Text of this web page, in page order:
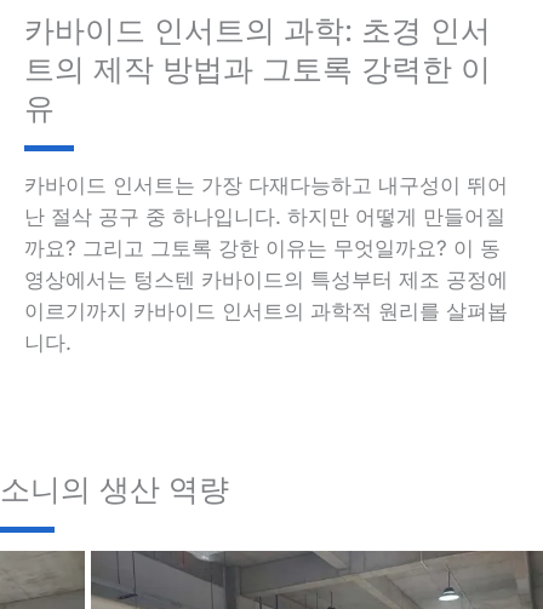
카바이드 인서트의 과학: 초경 인서
트의 제작 방법과 그토록 강력한 이
유
카바이드 인서트는 가장 다재다능하고 내구성이 뛰어
난 절삭 공구 중 하나입니다. 하지만 어떻게 만들어질
까요? 그리고 그토록 강한 이유는 무엇일까요? 이 동
영상에서는 텅스텐 카바이드의 특성부터 제조 공정에
이르기까지 카바이드 인서트의 과학적 원리를 살펴봅
니다.
소니의 생산 역량